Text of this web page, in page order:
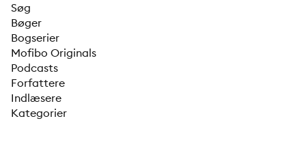
Søg
Bøger
Bogserier
Mofibo Originals
Podcasts
Forfattere
Indlæsere
Kategorier